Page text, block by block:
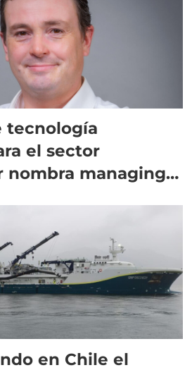
tecnología
el sector
nombra managing
en Chile el